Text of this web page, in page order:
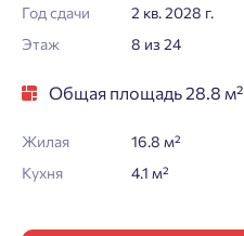
Год сдачи
2 кв. 2028 г.
Этаж
8 из 24
Общая площадь 28.8 м²
Жилая
16.8 м²
Кухня
4.1 м²